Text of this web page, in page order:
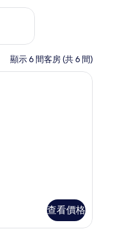
應情況
顯示 6 間客房 (共 6 間)
房, 城市景觀 | 書桌、隔音、免費無
查看價格